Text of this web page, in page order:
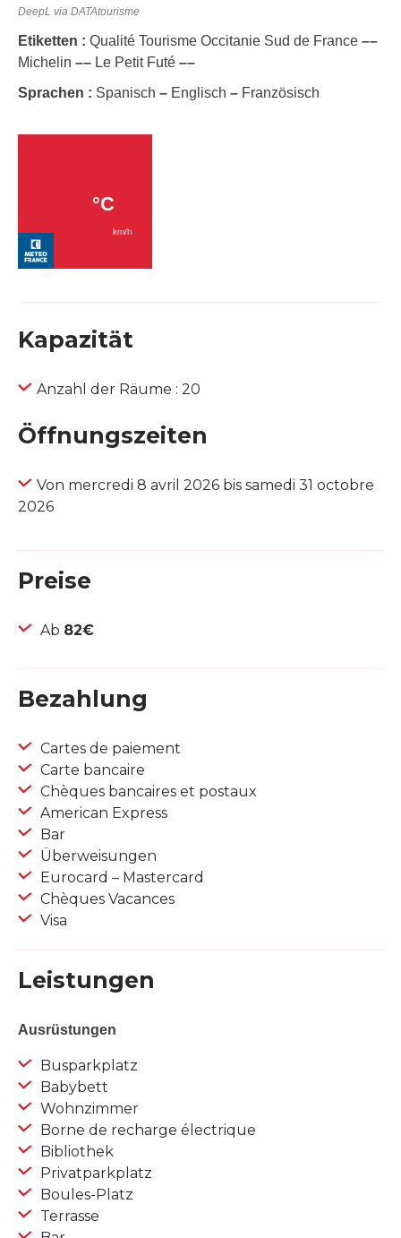
DeepL via DATAtourisme
Etiketten : Qualité Tourisme Occitanie Sud de France ––
Michelin –– Le Petit Futé ––
Sprachen : Spanisch – Englisch – Französisch
Kapazität
Anzahl der Räume : 20
Öffnungszeiten
Von mercredi 8 avril 2026 bis samedi 31 octobre
2026
Preise
Ab 82€
Bezahlung
Cartes de paiement
Carte bancaire
Chèques bancaires et postaux
American Express
Bar
Überweisungen
Eurocard – Mastercard
Chèques Vacances
Visa
Leistungen
Ausrüstungen
Busparkplatz
Babybett
Wohnzimmer
Borne de recharge électrique
Bibliothek
Privatparkplatz
Boules-Platz
Terrasse